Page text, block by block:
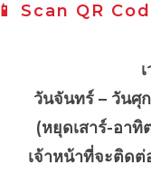
📱 Scan QR
วันจันทร์ – วันศุ
(หยุดเสาร์-อา
เจ้าหน้าที่จะติด